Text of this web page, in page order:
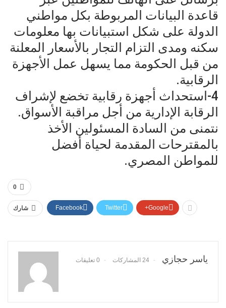
قاعدة البيانات المربوطة بكل مواطني
الدولة على شكل استبيانات بها معلومات
سكنه ومدى التزام التجار بالأسعار المعلنة
من قبل الحكومة مما يسهل عمل الأجهزة
الرقابية.
4-استحداث أجهزة رقابية تخضع لإشراف
الرقابة الإدارية من أجل مراقبة الأسواق.
نتمنى من السادة المسئولين الأخذ
بالمقترحات المقدمة لحياة أفضل
للمواطن المصري.
0
شارك Facebook Twitter Google+
ياسر حجازي 24 المشاركات 0 تعليقات